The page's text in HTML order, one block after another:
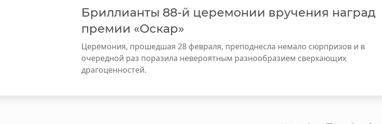
Бриллианты 88-й церемонии вручения наград
премии «Оскар»
Церемония, прошедшая 28 февраля, преподнесла немало сюрпризов и в
очередной раз поразила невероятным разнообразием сверкающих
драгоценностей.